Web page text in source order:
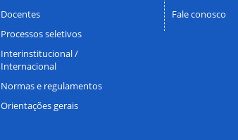
Docentes
Processos seletivos
Interinstitucional /
Internacional
Normas e regulamentos
Orientações gerais
Fale conosco